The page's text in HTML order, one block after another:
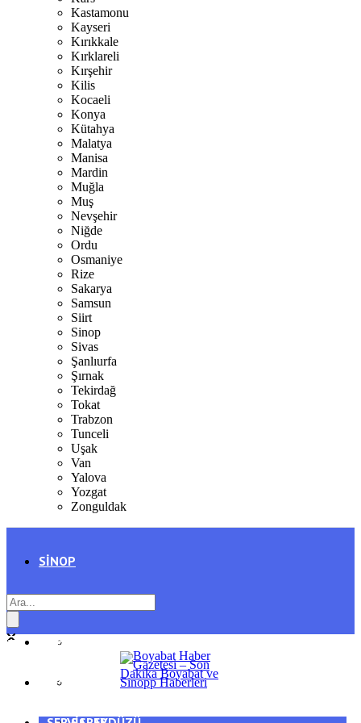
Kastamonu
Kayseri
Kırıkkale
Kırklareli
Kırşehir
Kilis
Kocaeli
Konya
Kütahya
Malatya
Manisa
Mardin
Muğla
Muş
Nevşehir
Niğde
Ordu
Osmaniye
Rize
Sakarya
Samsun
Siirt
Sinop
Sivas
Şanlıurfa
Şırnak
Tekirdağ
Tokat
Trabzon
Tunceli
Uşak
Van
Yalova
Yozgat
Zonguldak
SINOP
AYANCIK
GENEL
SPOR